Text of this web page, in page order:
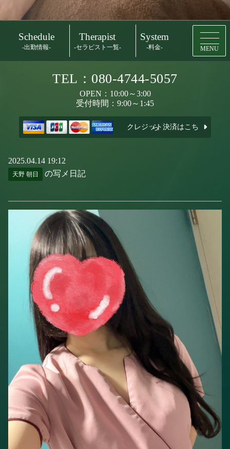
Schedule
-出勤情報-
Therapist
-セラピスト一覧-
System
-料金- MENU
TEL：080-4744-5057
OPEN：10:00～3:00
受付時間：9:00～1:45
クレジット決済はこちら
2025.04.14 19:12
天野 朝日 の写メ日記